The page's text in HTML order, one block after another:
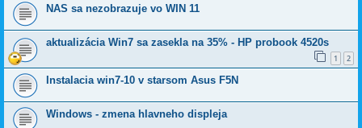
NAS sa nezobrazuje vo WIN 11
aktualizácia Win7 sa zasekla na 35% - HP probook 4520s
1 2
Instalacia win7-10 v starsom Asus F5N
Windows - zmena hlavneho displeja